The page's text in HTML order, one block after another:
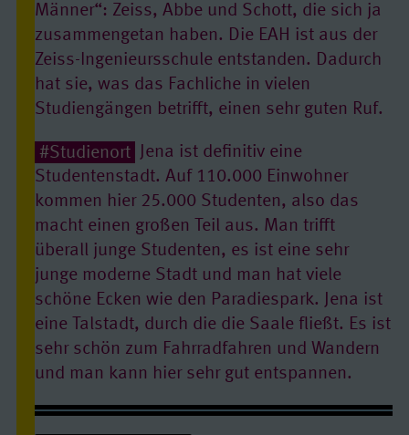
Männer“: Zeiss, Abbe und Schott, die sich ja
zusammengetan haben. Die EAH ist aus der
Zeiss-Ingenieursschule entstanden. Dadurch
hat sie, was das Fachliche in vielen
Studiengängen betrifft, einen sehr guten Ruf.
#Studienort Jena ist definitiv eine
Studentenstadt. Auf 110.000 Einwohner
kommen hier 25.000 Studenten, also das
macht einen großen Teil aus. Man trifft
überall junge Studenten, es ist eine sehr
junge moderne Stadt und man hat viele
schöne Ecken wie den Paradiespark. Jena ist
eine Talstadt, durch die die Saale fließt. Es ist
sehr schön zum Fahrradfahren und Wandern
und man kann hier sehr gut entspannen.